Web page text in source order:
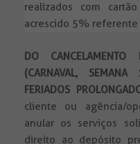
realizados com
acrescido 5% referente
DO CANCELAMENTO
(CARNAVAL,
FERIADOS
cliente ou agência/
anular os serviços
direito ao depósito